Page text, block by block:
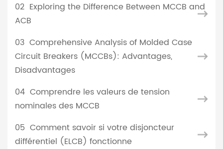
02 Exploring the Difference Between MCCB and
ACB
03 Comprehensive Analysis of Molded Case
Circuit Breakers (MCCBs): Advantages,
Disadvantages
04 Comprendre les valeurs de tension
nominales des MCCB
05 Comment savoir si votre disjoncteur
différentiel (ELCB) fonctionne